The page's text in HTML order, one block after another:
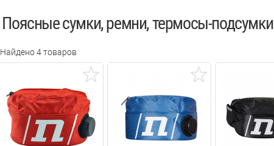
Поясные сумки, ремни, термосы-подсумки
Найдено 4 товаров